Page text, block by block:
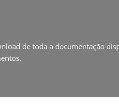
de toda a documentação